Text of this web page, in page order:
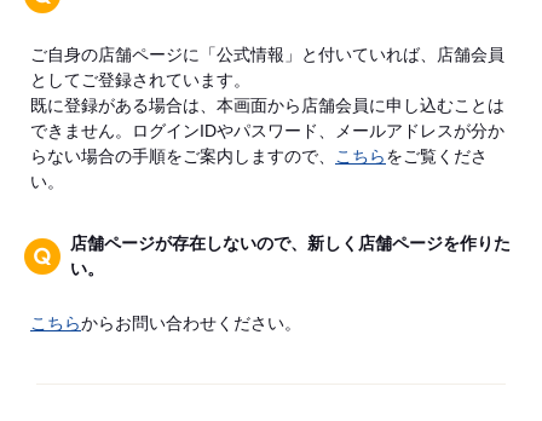
ご自身の店舗ページに「公式情報」と付いていれば、店舗会員
としてご登録されています。
既に登録がある場合は、本画面から店舗会員に申し込むことは
できません。ログインIDやパスワード、メールアドレスが分か
らない場合の手順をご案内しますので、
こちらをご覧くださ
い。
店舗ページが存在しないので、新しく店舗ページを作りた
い。
こちらからお問い合わせください。